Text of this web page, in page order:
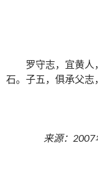
罗守志，宜黄人
石。子五，俱承父志
来源：